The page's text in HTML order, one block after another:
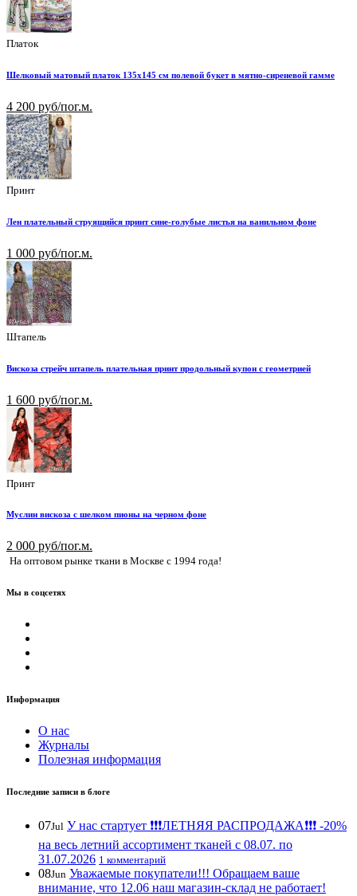
Платок
Шелковый матовый платок 135х145 см полевой букет в мятно-сиреневой гамме
4 200 руб/пог.м.
Принт
Лен плательный струящийся принт сине-голубые листья на ванильном фоне
1 000 руб/пог.м.
Штапель
Вискоза стрейч штапель плательная принт продольный купон с геометрией
1 600 руб/пог.м.
Принт
Муслин вискоза с шелком пионы на черном фоне
2 000 руб/пог.м.
На оптовом рынке ткани в Москве с 1994 года!
Мы в соцсетях
Информация
О нас
Журналы
Полезная информация
Последние записи в блоге
07Jul У нас стартует ❗️❗️❗️ЛЕТНЯЯ РАСПРОДАЖА❗️❗️❗️ -20%
на весь летний ассортимент тканей с 08.07. по
31.07.2026 1 комментарий
08Jun Уважаемые покупатели!!! Обращаем ваше
внимание, что 12.06 наш магазин-склад не работает!